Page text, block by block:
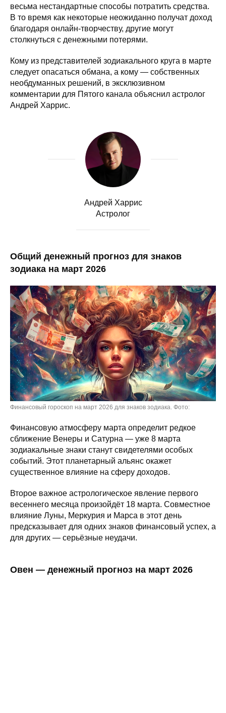
весьма нестандартные способы потратить средства.
В то время как некоторые неожиданно получат доход
благодаря онлайн-творчеству, другие могут
столкнуться с денежными потерями.
Кому из представителей зодиакального круга в марте
следует опасаться обмана, а кому — собственных
необдуманных решений, в эксклюзивном
комментарии для Пятого канала объяснил астролог
Андрей Харрис.
Андрей Харрис
Астролог
Общий денежный прогноз для знаков
зодиака на март 2026
Финансовый гороскоп на март 2026 для знаков зодиака. Фото:
Финансовую атмосферу марта определит редкое
сближение Венеры и Сатурна — уже 8 марта
зодиакальные знаки станут свидетелями особых
событий. Этот планетарный альянс окажет
существенное влияние на сферу доходов.
Второе важное астрологическое явление первого
весеннего месяца произойдёт 18 марта. Совместное
влияние Луны, Меркурия и Марса в этот день
предсказывает для одних знаков финансовый успех, а
для других — серьёзные неудачи.
Овен — денежный прогноз на март 2026